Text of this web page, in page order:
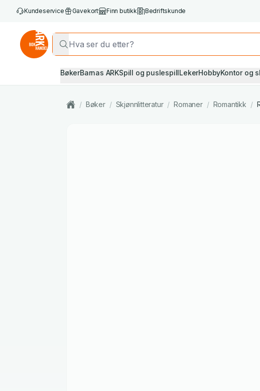
Kundeservice Gavekort Finn butikk Bedriftskunde
BøkerBarnas ARKSpill og puslespillLekerHobbyKontor og
/ Bøker / Skjønnlitteratur / Romaner / Romantikk /